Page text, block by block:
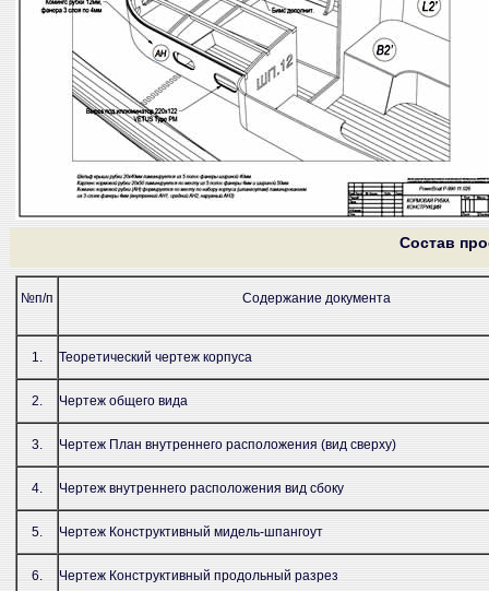
Состав
№п/п Содержание документа
1. Теоретический чертеж корпуса
2. Чертеж общего вида
3. Чертеж План внутреннего расположения (вид сверху)
4. Чертеж внутреннего расположения вид сбоку
5. Чертеж Конструктивный мидель-шпангоут
6. Чертеж Конструктивный продольный разрез